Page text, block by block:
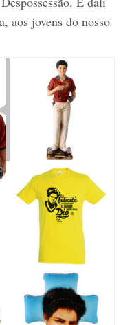
aos jovens do nosso